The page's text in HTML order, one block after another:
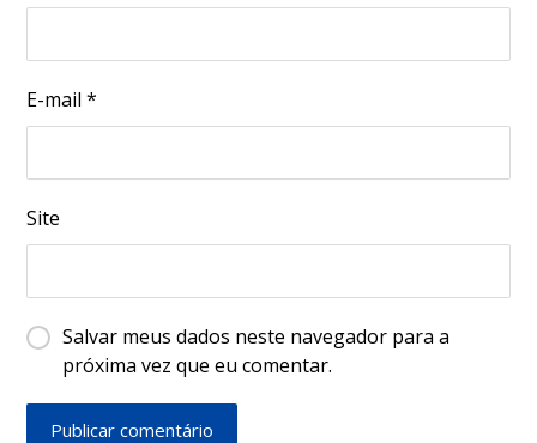
E-mail*
Site
Salvar meus dados neste navegador para a
próxima vez que eu comentar.
Publicar comentário